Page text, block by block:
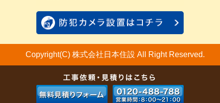
Copyright(C) 株式会社日本住設 All Right Reserved.